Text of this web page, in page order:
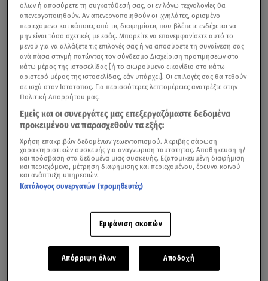
Συναγερμός σήμανε σεπτήσητηςAir France
ΗΠΑ, όταν οι αμερικανικές αρχές
απαγόρευσαν την είσοδο στον εναέριο χώρο της χώρας,
λόγω επιβάτη που από περιοχή όπου εμφανίζεται
όλων ή αποσύρετε τη συγκατάθεσή σας, οι εν λόγω τεχνολογίες θα
απενεργοποιηθούν. Αν απενεργοποιηθούν οι ιχνηλάτες, ορισμένο
περιεχόμενο και κάποιες από τις διαφημίσεις που βλέπετε ενδέχεται να
μην είναι τόσο σχετικές με εσάς. Μπορείτε να επανεμφανίσετε αυτό το
μενού για να αλλάξετε τις επιλογές σας ή να αποσύρετε τη συναίνεσή σας
ανά πάσα στιγμή πατώντας τον σύνδεσμο Διαχείριση προτιμήσεων στο
κάτω μέρος της ιστοσελίδας [ή το αιωρούμενο εικονίδιο στο κάτω
αριστερό μέρος της ιστοσελίδας, εάν υπάρχει]. Οι επιλογές σας θα τεθούν
σε ισχύ στον Ιστότοπος. Για περισσότερες λεπτομέρειες ανατρέξτε στην
Πολιτική Απορρήτου μας.
Εμείς και οι συνεργάτες μας επεξεργαζόμαστε δεδομένα
προκειμένου να παρασχεθούν τα εξής:
Χρήση επακριβών δεδομένων γεωεντοπισμού. Ακριβής σάρωση
χαρακτηριστικών συσκευής για αναγνώριση ταυτότητας. Αποθήκευση ή/
και πρόσβαση στα δεδομένα μιας συσκευής. Εξατομικευμένη διαφήμιση
και περιεχόμενο, μέτρηση διαφήμισης και περιεχομένου, έρευνα κοινού
και ανάπτυξη υπηρεσιών.
Κατάλογος συνεργατών (προμηθευτές)
Εμφάνιση σκοπών
Απόρριψη όλων Αποδοχή